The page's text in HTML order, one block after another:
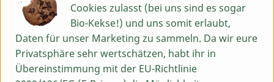
Bingenheimer Saatgut
Cookies zulasst (bei uns sind es sogar
Bio-Kekse!) und uns somit erlaubt,
Daten für unser Marketing zu sammeln. Da wir eure
Privatsphäre sehr wertschätzen, habt ihr in
Übereinstimmung mit der EU-Richtlinie